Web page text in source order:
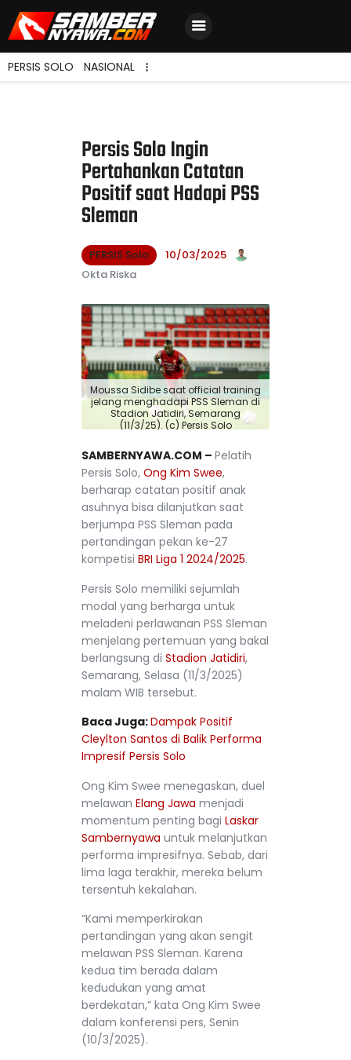
PERSIS SOLO NASIONAL
Jadwal & Hasil
Klasemen
Persis Solo Ingin
Pertahankan Catatan
Positif saat Hadapi PSS
Sleman
PERSIS Solo
10/03/2025
Okta Riska
Moussa Sidibe saat official training
jelang menghadapi PSS Sleman di
Stadion Jatidiri, Semarang
(11/3/25). (c) Persis Solo
SAMBERNYAWA.COM – Pelatih
Persis Solo, Ong Kim Swee,
berharap catatan positif anak
asuhnya bisa dilanjutkan saat
berjumpa PSS Sleman pada
pertandingan pekan ke-27
kompetisi BRI Liga 1 2024/2025.
Persis Solo memiliki sejumlah
modal yang berharga untuk
meladeni perlawanan PSS Sleman
menjelang pertemuan yang bakal
berlangsung di Stadion Jatidiri,
Semarang, Selasa (11/3/2025)
malam WIB tersebut.
Baca Juga:Dampak Positif
Cleylton Santos di Balik Performa
Impresif Persis Solo
Ong Kim Swee menegaskan, duel
melawan Elang Jawa menjadi
momentum penting bagi Laskar
Sambernyawa untuk melanjutkan
performa impresifnya. Sebab, dari
lima laga terakhir, mereka belum
tersentuh kekalahan.
“Kami memperkirakan
pertandingan yang akan sengit
melawan PSS Sleman. Karena
kedua tim berada dalam
kedudukan yang amat
berdekatan,” kata Ong Kim Swee
dalam konferensi pers, Senin
(10/3/2025).